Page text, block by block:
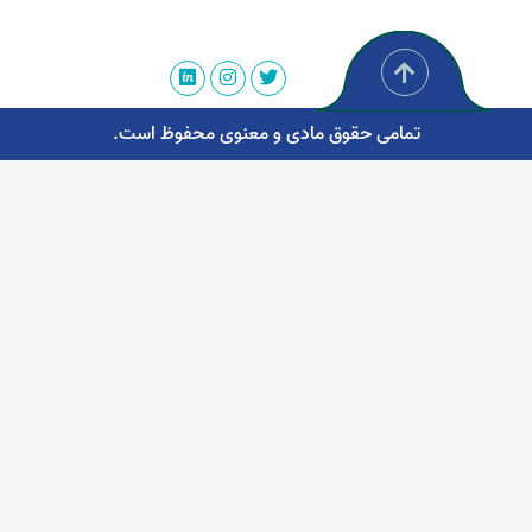
تمامی حقوق مادی و معنوی محفوظ است.